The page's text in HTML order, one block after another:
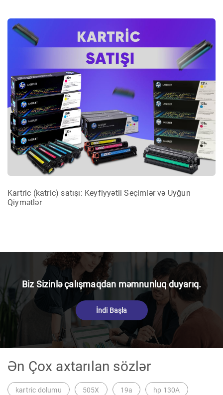
Kartric (katric) satışı: Keyfiyyətli Seçimlər və Uyğun
Qiymətlər
Biz Sizinlə çalışmaqdan məmnunluq duyarıq.
İndi Başla
Ən Çox axtarılan sözlər
kartric dolumu 505X 19a hp 130A